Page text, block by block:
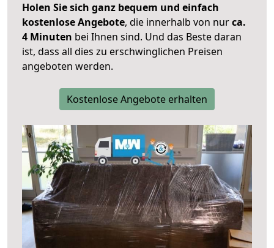
Holen Sie sich ganz bequem und einfach
kostenlose Angebote, die innerhalb von nurca.
4 Minuten bei Ihnen sind. Und das Beste daran
ist, dass all dies zu erschwinglichen Preisen
angeboten werden.
Kostenlose Angebote erhalten